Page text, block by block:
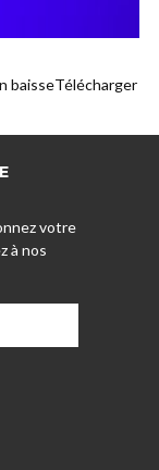
baisseTélécharger
votre
à nos